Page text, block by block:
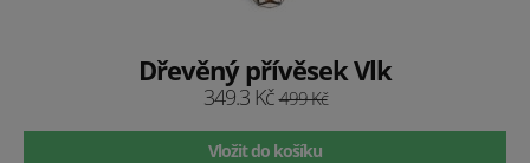
Dřevěný přívěsek Vlk
349.3 Kč499 Kč
Vložit do košíku